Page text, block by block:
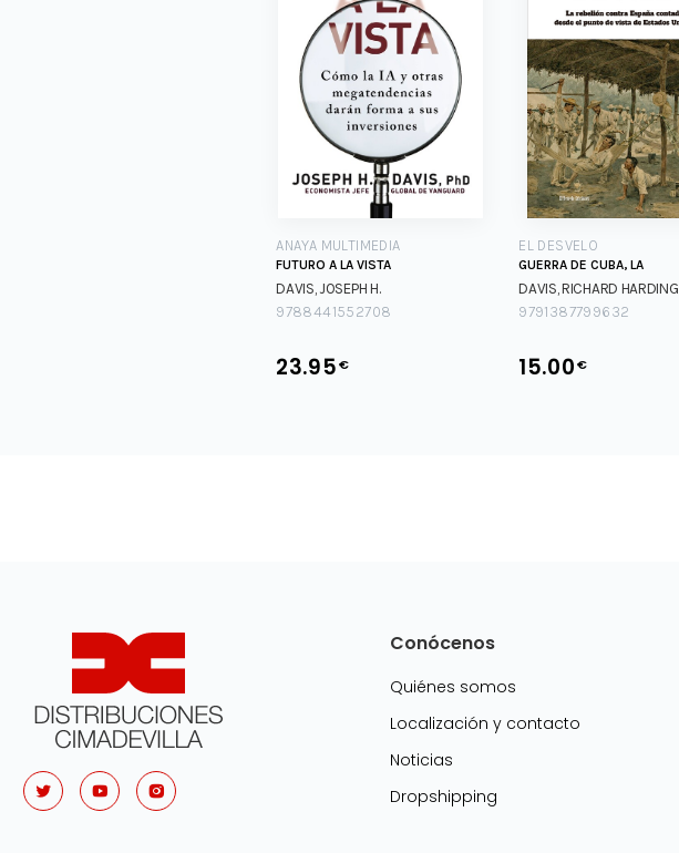
ANAYA MULTIMEDIA
FUTURO A LA VISTA
DAVIS, JOSEPH H.
9788441552708
23.95€
EL DESVELO
GUERRA DE CUBA, LA
DAVIS, RICHARD HARDING
9791387799632
15.00€
Conócenos
Quiénes somos
Localización y contacto
Noticias
Dropshipping